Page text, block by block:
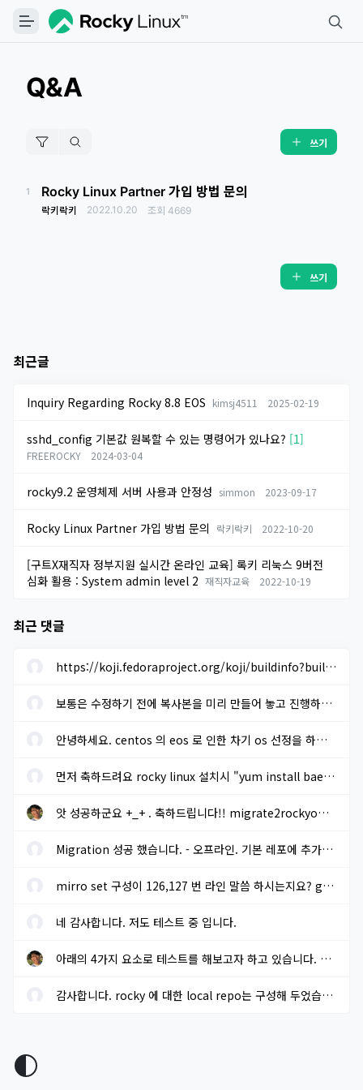
Q&A
쓰기
1 Rocky Linux Partner 가입 방법 문의
락키락키 2022.10.20 조회 4669
쓰기
최근글
Inquiry Regarding Rocky 8.8 EOS kimsj4511 2025-02-19
sshd_config 기본값 원복할 수 있는 명령어가 있나요? [1]
FREEROCKY 2024-03-04
rocky9.2 운영체제 서버 사용과 안정성 simmon 2023-09-17
Rocky Linux Partner 가입 방법 문의 락키락키 2022-10-20
[구트X재직자 정부지원 실시간 온라인 교육] 록키 리눅스 9버전
심화 활용 : System admin level 2 재직자교육 2022-10-19
최근 댓글
https://koji.fedoraproject.org/koji/buildinfo?buildID=1633205 에...
보통은 수정하기 전에 복사본을 미리 만들어 놓고 진행하면 됩니다. ...
안녕하세요. centos 의 eos 로 인한 차기 os 선정을 하려고 합니다. r...
먼저 축하드려요 rocky linux 설치시 "yum install baekmuk-ttf-...
앗 성공하군요 +_+ . 축하드립니다!! migrate2rockyoffline.sh 로 파...
Migration 성공 했습니다. - 오프라인. 기본 레포에 추가적으로 extra...
mirro set 구성이 126,127 번 라인 말씀 하시는지요? gpg key sms 117...
네 감사합니다. 저도 테스트 중 입니다.
아래의 4가지 요소로 테스트를 해보고자 하고 있습니다. 결과가 나오...
감사합니다. rocky 에 대한 local repo는 구성해 두었습니다.